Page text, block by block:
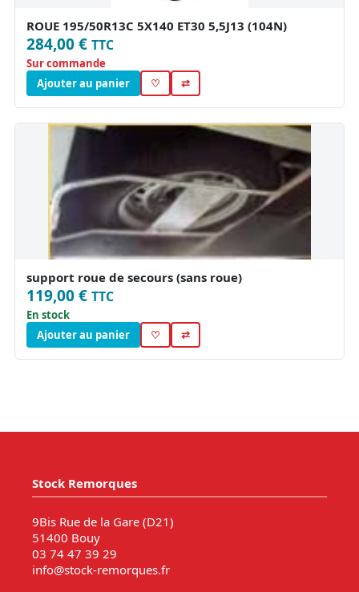
ROUE 195/50R13C 5X140 ET30 5,5J13 (104N)
284,00 € TTC
Sur commande
Ajouter au panier
♡ ⇄
support roue de secours (sans roue)
119,00 € TTC
En stock
Ajouter au panier
♡ ⇄
Stock Remorques
9Bis Rue de la Gare (D21)
51400 Bouy
03 74 47 39 29
info@stock-remorques.fr